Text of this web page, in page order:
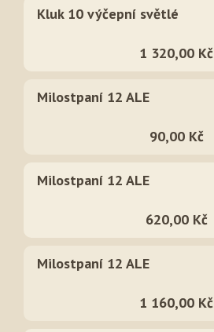
Kluk 10 výčepní světlé
1 320,00 Kč
Milostpaní 12 ALE
90,00 Kč
Milostpaní 12 ALE
620,00 Kč
Milostpaní 12 ALE
1 160,00 Kč